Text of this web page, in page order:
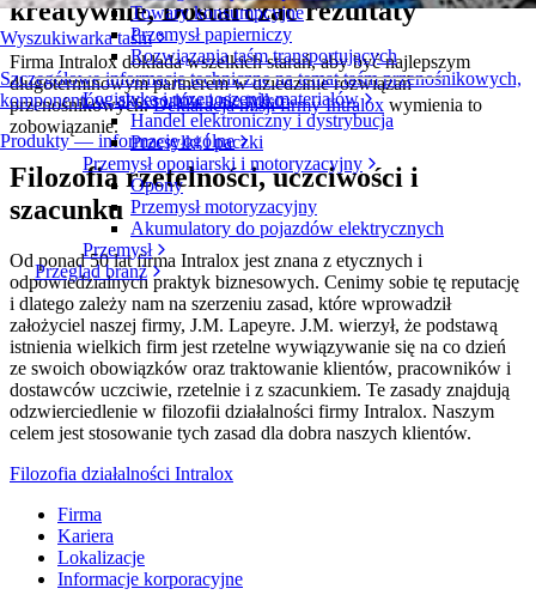
Wyszukiwarka taśm
Szczegółowe informacje techniczne na temat taśm przenośnikowych,
komponentów, akcesoriów i nie tylko
Produkty — informacje ogólne
Towary konsumpcyjne
Przemysł papierniczy
Rozwiązania taśm transportujących
Logistyka i przenoszenie materiałów
Handel elektroniczny i dystrybucja
Przesyłki i paczki
Przemysł oponiarski i motoryzacyjny
Opony
Przemysł motoryzacyjny
Akumulatory do pojazdów elektrycznych
Przemysł
Przegląd branż
kreatywnie, Dostarczać rezultaty
Firma Intralox dokłada wszelkich starań, aby być najlepszym
długoterminowym partnerem w dziedzinie rozwiązań
przenośnikowych.Deklaracja misji firmy Intralox wymienia to
zobowiązanie.
Filozofia rzetelności, uczciwości i
szacunku
Od ponad 50 lat firma Intralox jest znana z etycznych i
odpowiedzialnych praktyk biznesowych. Cenimy sobie tę reputację
i dlatego zależy nam na szerzeniu zasad, które wprowadził
założyciel naszej firmy, J.M. Lapeyre. J.M. wierzył, że podstawą
istnienia wielkich firm jest rzetelne wywiązywanie się na co dzień
ze swoich obowiązków oraz traktowanie klientów, pracowników i
dostawców uczciwie, rzetelnie i z szacunkiem. Te zasady znajdują
odzwierciedlenie w filozofii działalności firmy Intralox. Naszym
celem jest stosowanie tych zasad dla dobra naszych klientów.
Filozofia działalności Intralox
Firma
Kariera
Lokalizacje
Informacje korporacyjne